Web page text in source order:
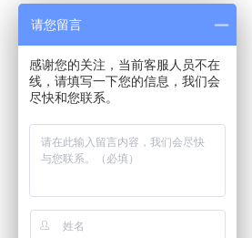
请您留言
感谢您的关注，当前客服人员不在
线，请填写一下您的信息，我们会
尽快和您联系。